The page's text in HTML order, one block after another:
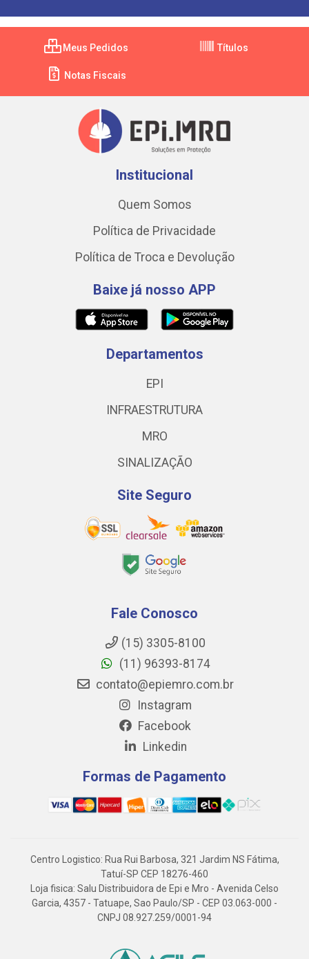
Meus Pedidos Títulos
Notas Fiscais
Institucional
Quem Somos
Política de Privacidade
Política de Troca e Devolução
Baixe já nosso APP
Departamentos
EPI
INFRAESTRUTURA
MRO
SINALIZAÇÃO
Site Seguro
Fale Conosco
(15) 3305-8100
(11) 96393-8174
contato@epiemro.com.br
Instagram
Facebook
Linkedin
Formas de Pagamento
Centro Logistico: Rua Rui Barbosa, 321 Jardim NS Fátima,
Tatuí-SP CEP 18276-460
Loja fisica: Salu Distribuidora de Epi e Mro - Avenida Celso
Garcia, 4357 - Tatuape, Sao Paulo/SP - CEP 03.063-000 -
CNPJ 08.927.259/0001-94